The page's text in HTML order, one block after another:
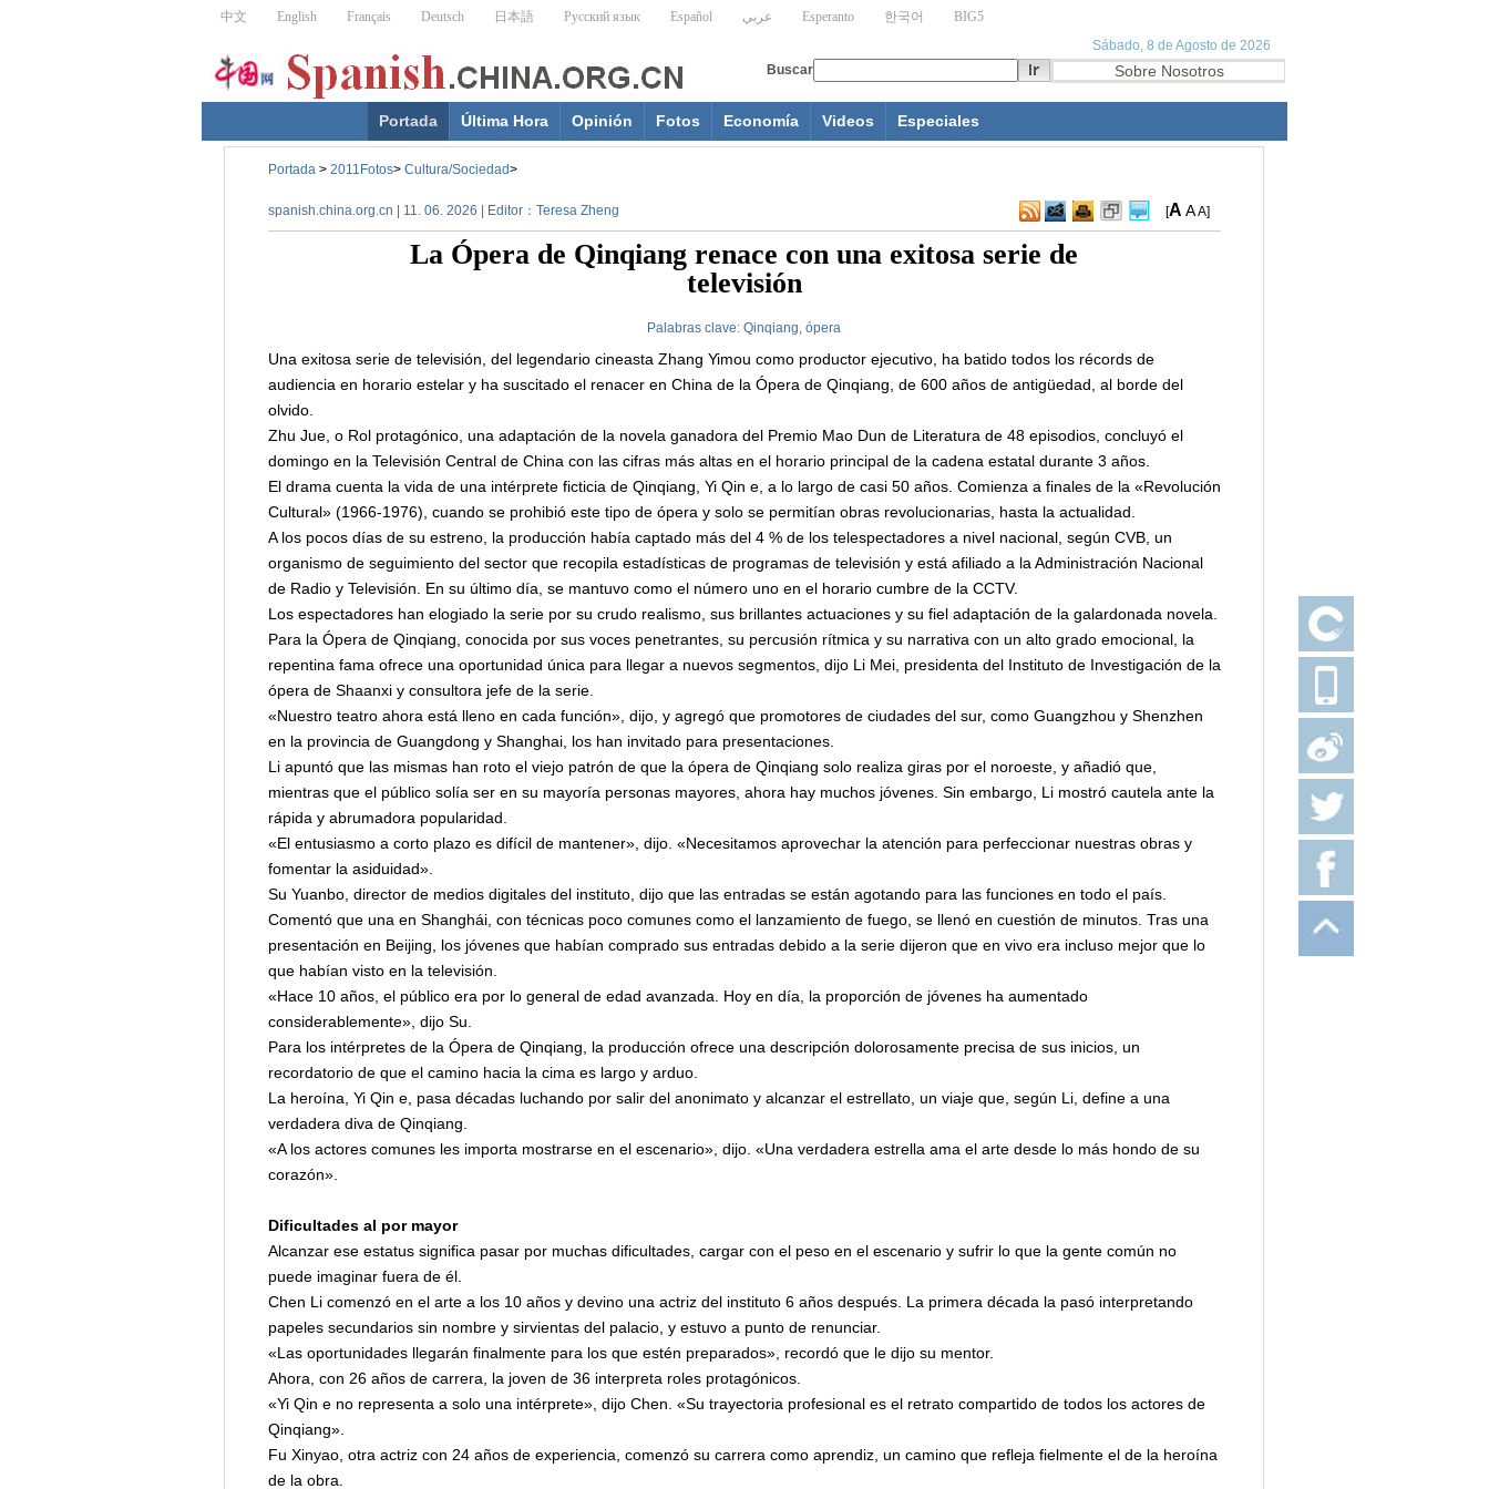
Portada Última Hora Opinión Fotos Economía Videos Especiales
Portada > 2011Fotos> Cultura/Sociedad>
spanish.china.org.cn | 11. 06. 2026 | Editor：Teresa Zheng [A AA]
La Ópera de Qinqiang renace con una exitosa serie de
televisión
Palabras clave: Qinqiang, ópera
Una exitosa serie de televisión, del legendario cineasta Zhang Yimou como productor ejecutivo, ha batido todos los récords de
audiencia en horario estelar y ha suscitado el renacer en China de la Ópera de Qinqiang, de 600 años de antigüedad, al borde del
olvido.
Zhu Jue, o Rol protagónico, una adaptación de la novela ganadora del Premio Mao Dun de Literatura de 48 episodios, concluyó el
domingo en la Televisión Central de China con las cifras más altas en el horario principal de la cadena estatal durante 3 años.
El drama cuenta la vida de una intérprete ficticia de Qinqiang, Yi Qin e, a lo largo de casi 50 años. Comienza a finales de la «Revolución
Cultural» (1966-1976), cuando se prohibió este tipo de ópera y solo se permitían obras revolucionarias, hasta la actualidad.
A los pocos días de su estreno, la producción había captado más del 4 % de los telespectadores a nivel nacional, según CVB, un
organismo de seguimiento del sector que recopila estadísticas de programas de televisión y está afiliado a la Administración Nacional
de Radio y Televisión. En su último día, se mantuvo como el número uno en el horario cumbre de la CCTV.
Los espectadores han elogiado la serie por su crudo realismo, sus brillantes actuaciones y su fiel adaptación de la galardonada novela.
Para la Ópera de Qinqiang, conocida por sus voces penetrantes, su percusión rítmica y su narrativa con un alto grado emocional, la
repentina fama ofrece una oportunidad única para llegar a nuevos segmentos, dijo Li Mei, presidenta del Instituto de Investigación de la
ópera de Shaanxi y consultora jefe de la serie.
«Nuestro teatro ahora está lleno en cada función», dijo, y agregó que promotores de ciudades del sur, como Guangzhou y Shenzhen
en la provincia de Guangdong y Shanghai, los han invitado para presentaciones.
Li apuntó que las mismas han roto el viejo patrón de que la ópera de Qinqiang solo realiza giras por el noroeste, y añadió que,
mientras que el público solía ser en su mayoría personas mayores, ahora hay muchos jóvenes. Sin embargo, Li mostró cautela ante la
rápida y abrumadora popularidad.
«El entusiasmo a corto plazo es difícil de mantener», dijo. «Necesitamos aprovechar la atención para perfeccionar nuestras obras y
fomentar la asiduidad».
Su Yuanbo, director de medios digitales del instituto, dijo que las entradas se están agotando para las funciones en todo el país.
Comentó que una en Shanghái, con técnicas poco comunes como el lanzamiento de fuego, se llenó en cuestión de minutos. Tras una
presentación en Beijing, los jóvenes que habían comprado sus entradas debido a la serie dijeron que en vivo era incluso mejor que lo
que habían visto en la televisión.
«Hace 10 años, el público era por lo general de edad avanzada. Hoy en día, la proporción de jóvenes ha aumentado
considerablemente», dijo Su.
Para los intérpretes de la Ópera de Qinqiang, la producción ofrece una descripción dolorosamente precisa de sus inicios, un
recordatorio de que el camino hacia la cima es largo y arduo.
La heroína, Yi Qin e, pasa décadas luchando por salir del anonimato y alcanzar el estrellato, un viaje que, según Li, define a una
verdadera diva de Qinqiang.
«A los actores comunes les importa mostrarse en el escenario», dijo. «Una verdadera estrella ama el arte desde lo más hondo de su
corazón».
Dificultades al por mayor
Alcanzar ese estatus significa pasar por muchas dificultades, cargar con el peso en el escenario y sufrir lo que la gente común no
puede imaginar fuera de él.
Chen Li comenzó en el arte a los 10 años y devino una actriz del instituto 6 años después. La primera década la pasó interpretando
papeles secundarios sin nombre y sirvientas del palacio, y estuvo a punto de renunciar.
«Las oportunidades llegarán finalmente para los que estén preparados», recordó que le dijo su mentor.
Ahora, con 26 años de carrera, la joven de 36 interpreta roles protagónicos.
«Yi Qin e no representa a solo una intérprete», dijo Chen. «Su trayectoria profesional es el retrato compartido de todos los actores de
Qinqiang».
Fu Xinyao, otra actriz con 24 años de experiencia, comenzó su carrera como aprendiz, un camino que refleja fielmente el de la heroína
de la obra.